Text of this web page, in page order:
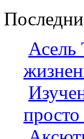
Асель